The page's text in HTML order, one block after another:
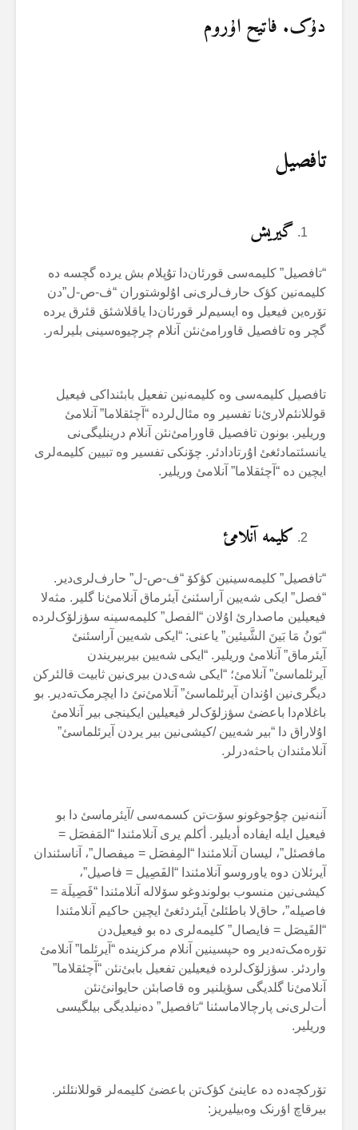
دۇک. فاتیح اۇروم
تافصیل
گیریش
“تافصیل” کلیمەسی قورئان‌دا تۇپلام بش یردە گچسە دە
کلیمەنین کؤک حارف‌لری‌نی اۇلوشتوران “ف-ص-ل”دن
تۆرەین فیعیل وە ایسیم‌لر قورئان‌دا یاقلاشئق قئرق یردە
گچر وە تافصیل قاورامئ‌نئن آنلام چرچیوەسینی بلیرلەر.
تافصیل کلیمەسی وە کلیمەنین تفعیل بابئنداکی فیعیل
قوللانئم‌لارئ‌نا تفسیر وە مئال‌لردە “آچئقلاما” آنلامئ
وریلیر. بونون تافصیل قاورامئ‌نئن آنلام درینلیگی‌نی
یانسئتمادئغئ اۇرتادادئر. چۆنکی تفسیر وە تبیین کلیمەلری
ایچین دە “آچئقلاما” آنلامئ وریلیر.
کلیمە آنلامئ
“تافصیل” کلیمەسینین کؤکۆ “ف-ص-ل” حارف‌لری‌دیر.
“فصل” ایکی شەیین آراسئنئ آیئرماق آنلامئ‌نا گلیر. مثەلا
فیعیلین ماصدارئ اۇلان “الفصل” کلیمەسینە سؤزلۆک‌لردە
“بَونُ مَا بَینَ الشَّیئین” یاعنی: “ایکی شەیین آراسئنئ
آیئرماق” آنلامئ وریلیر. “ایکی شەیین بیربیریندن
آیرئلماسئ” آنلامئ؛ “ایکی شەی‌دن بیری‌نین ثابیت قالئرکن
دیگری‌نین اۇندان آیرئلماسئ” آنلامئ‌نئ دا ایچرمک‌تەدیر. بو
باغلام‌دا باعضئ سؤزلۆک‌لر فیعیلین ایکینجی بیر آنلامئ
اۇلاراق دا “بیر شەیین /کیشی‌نین بیر یردن آیرئلماسئ”
آنلامئندان باحثەدرلر.
آننەنین چۇجوغونو سۆت‌تن کسمەسی /آیئرماسئ دا بو
فیعیل ایلە ایفادە أدیلیر. أکلم یری آنلامئندا “المَفصَل =
مافصئل”، لیسان آنلامئندا “المِفصَل = میفصال”، آناسئندان
آیرئلان دوە یاوروسو آنلامئندا “الفَصِیل = فاصیل”،
کیشی‌نین منسوب بولوندوغو سۆلالە آنلامئندا “فَصِیلَة =
فاصیلە”، حاق‌لا باطئلئ آیئردئغئ ایچین حاکیم آنلامئندا
“الفَیصَل = فایصال” کلیمەلری دە بو فیعیل‌دن
تۆرەمک‌تەدیر وە حپسینین آنلام مرکزیندە “آیرئلما” آنلامئ
واردئر. سؤزلۆک‌لردە فیعیلین تفعیل بابئ‌نئن “آچئقلاما”
آنلامئ‌نا گلدیگی سؤیلنیر وە قاصابئن حایوانئ‌نئن
أت‌لری‌نی پارچالاماسئنا “تافصیل” دەنیلدیگی بیلگیسی
وریلیر.
تۆرکچەدە دە عاینئ کؤک‌تن باعضئ کلیمەلر قوللانئلئر.
بیرقاچ اؤرنک وەبیلیریز: